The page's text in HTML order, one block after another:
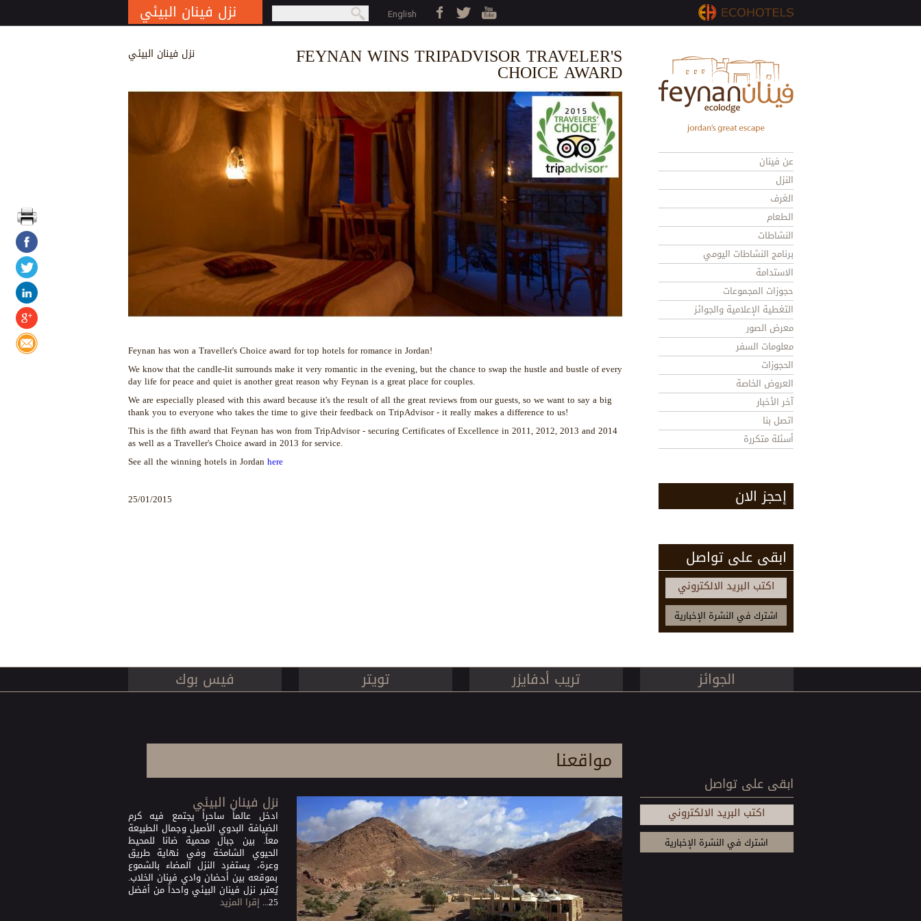
Jump to navigation نزل فينان البيئي
Search form
بحث English
FEYNAN WINS TRIPADVISOR TRAVELER'S
CHOICE AWARD
نزل فينان البيئي
Feynan has won a Traveller's Choice award for top hotels for romance in Jordan!
We know that the candle-lit surrounds make it very romantic in the evening, but the chance to swap the hustle and bustle of every
day life for peace and quiet is another great reason why Feynan is a great place for couples.
We are especially pleased with this award because it's the result of all the great reviews from our guests, so we want to say a big
thank you to everyone who takes the time to give their feedback on TripAdvisor - it really makes a difference to us!
This is the fifth award that Feynan has won from TripAdvisor - securing Certificates of Excellence in 2011, 2012, 2013 and 2014
as well as a Traveller's Choice award in 2013 for service.
See all the winning hotels in Jordanhere
25/01/2015
عن فينان
النزل
الغرف
الطعام
النشاطات
برنامج النشاطات اليومي
الاستدامة
حجوزات المجموعات
التغطية الإعلامية والجوائز
معرض الصور
معلومات السفر
الحجوزات
العروض الخاصة
آخر الأخبار
اتصل بنا
أسئلة متكررة
إحجز الان
ابقى على تواصل
اكتب البريد الالكتروني
فيس بوك تويتر تريب أدفايزر الجوائز
مواقعنا
نزل فينان البيئي
ادخل عالماً ساحراً يجتمع فيه كرم
الضيافة البدوي الأصيل وجمال الطبيعة
معاً. بين جبال محمية ضانا للمحيط
الحيوي الشامخة وفي نهاية طريق
وعرة، يستفرد النزل المضاء بالشموع
بموقعه بين أحضان وادي فينان الخلاب.
يُعتبر نزل فينان البيئي واحداً من أفضل
25... إقرا المزيد
ابقى على تواصل
اكتب البريد الالكتروني